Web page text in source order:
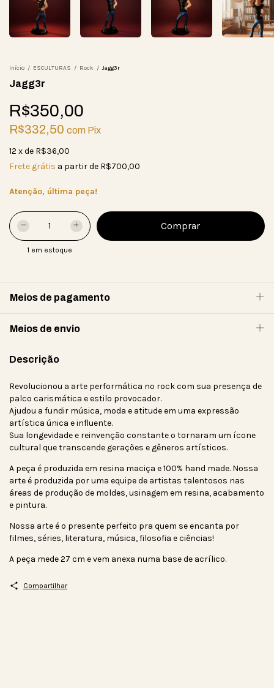
Início / ESCULTURAS / Rock / Jagg3r
Jagg3r
R$350,00
R$332,50 com Pix
12 xde R$36,00
Frete grátis a partir de R$700,00
Atenção, última peça!
1 em estoque
Meios de pagamento
Meios de envio
Descrição
Revolucionou a arte performática no rock com sua presença de
palco carismática e estilo provocador.
Ajudou a fundir música, moda e atitude em uma expressão
artística única e influente.
Sua longevidade e reinvenção constante o tornaram um ícone
cultural que transcende gerações e gêneros artísticos.
A peça é produzida em resina maciça e 100% hand made. Nossa
arte é produzida por uma equipe de artistas talentosos nas
áreas de produção de moldes, usinagem em resina, acabamento
e pintura.
Nossa arte é o presente perfeito pra quem se encanta por
filmes, séries, literatura, música, filosofia e ciências!
A peça mede 27 cm e vem anexa numa base de acrílico.
Compartilhar